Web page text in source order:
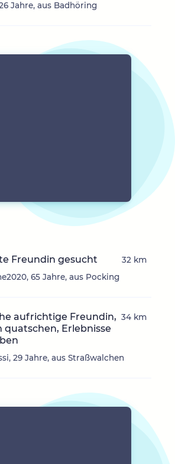
Jahre, aus Badhöring
Freundin gesucht
65 Jahre, aus Pocking
32 km
aufrichtige Freundin,
quatschen, Erlebnisse
29 Jahre, aus Straßwalchen
34 km